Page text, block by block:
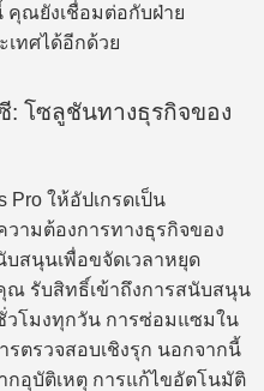
คุณยังเชื่อมต่อกับฝ่าย
เทศได้อีกด้วย
: โซลูชันทางธุรกิจของ
Pro ให้อัปเกรดเป็น
วามต้องการทางธุรกิจของ
สนุนเพื่อขจัดเวลาหยุด
รับสิทธิ์เข้าถึงการสนับสนุน
โมงทุกวัน การซ่อมแซมใน
ตรวจสอบเชิงรุก นอกจากนี้
กอุบัติเหตุ การแก้ไขอัตโนมัติ